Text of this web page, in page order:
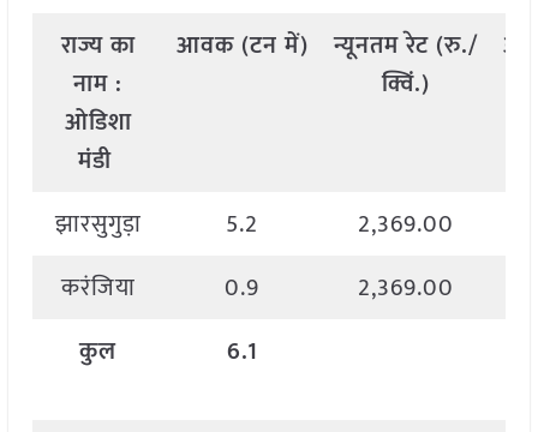
राज्यका
नाम :
ओडिशा
मंडी
आवक (टनमें) न्यूनतमरेट (रु./
क्विं.)
झारसुगुड़ा 5.2
2,369.00
करंजिया
0.9
2,369.00
कुल
6.1